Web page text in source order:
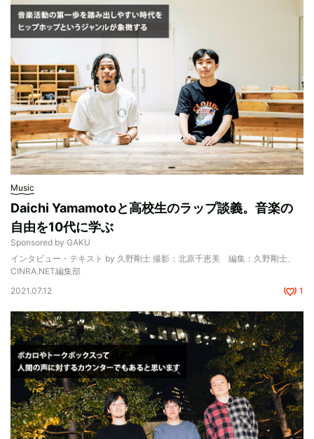
Music
Daichi Yamamotoと高校生のラップ談義。音楽の
自由を10代に学ぶ
Sponsored by GAKU
インタビュー・テキスト by 久野剛士 撮影：北原千恵美 編集：久野剛士、
CINRA.NET編集部
2021.07.12
1